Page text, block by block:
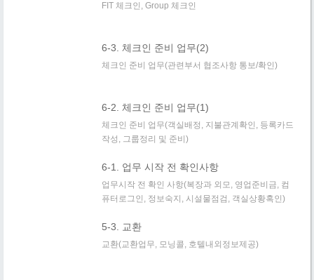
FIT 체크인, Group 체크인
6-3. 체크인 준비 업무(2)
체크인 준비 업무(관련부서 협조사항 통보/확인)
6-2. 체크인 준비 업무(1)
체크인 준비 업무(객실배정, 지불관계확인, 등록카드
작성, 그룹정리 및 준비)
6-1. 업무 시작 전 확인사항
업무시작 전 확인 사항(복장과 외모, 영업준비금, 컴
퓨터로그인, 정보숙지, 시설물점검, 객실상황혹인)
5-3. 교환
교환(교환업무, 모닝콜, 호텔내외정보제공)